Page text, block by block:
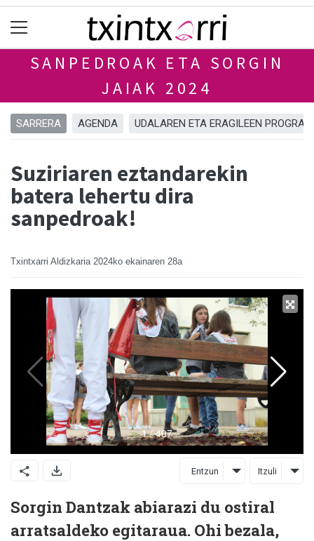
SANPEDROAK ETA SORGIN
JAIAK 2024
SARRERA AGENDA UDALAREN ETA ERAGILEEN
Suziriaren eztandarekin
batera lehertu dira
sanpedroak!
Txintxarri Aldizkaria 2024ko ekainaren 28a
Entzun Itzuli
Sorgin Dantzak abiarazi du ostiral
arratsaldeko egitaraua. Ohi bezala,